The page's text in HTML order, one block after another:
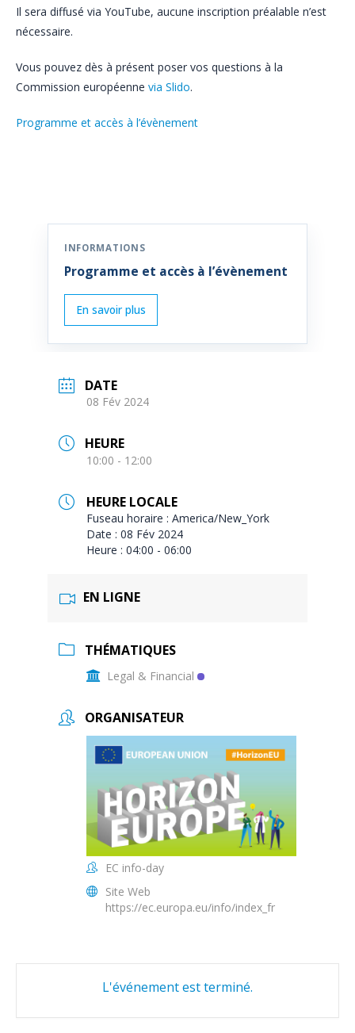
Il sera diffusé via YouTube, aucune inscription préalable n’est
nécessaire.
Vous pouvez dès à présent poser vos questions à la
Commission européenne via Slido.
Programme et accès à l’évènement
Programme et accès à l’évènement
DATE
08 Fév 2024
HEURE
10:00 - 12:00
HEURE LOCALE
Fuseau horaire : America/New_York
Date : 08 Fév 2024
Heure : 04:00 - 06:00
EN LIGNE
THÉMATIQUES
Legal & Financial
ORGANISATEUR
EC info-day
Site Web
https://ec.europa.eu/info/index_fr
L'événement est terminé.